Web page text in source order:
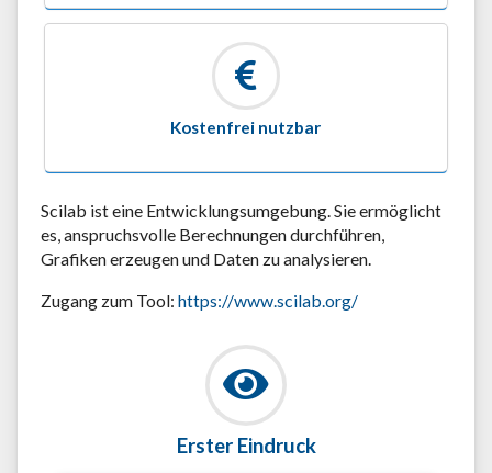
Kostenfrei nutzbar
Scilab ist eine Entwicklungsumgebung. Sie ermöglicht
es, anspruchsvolle Berechnungen durchführen,
Grafiken erzeugen und Daten zu analysieren.
Zugang zum Tool:https://www.scilab.org/
Erster Eindruck